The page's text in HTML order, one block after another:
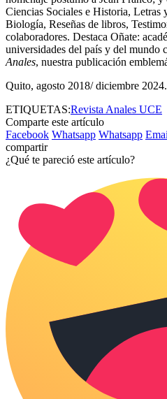
Ciencias Sociales e Historia, Letras
Biología, Reseñas de libros,
colaboradores. Destaca Oñate:
universidades del país y del mundo
Anales, nuestra publicación
Quito, agosto 2018/ diciembre 2024.
ETIQUETAS:Revista Anales UCE
Comparte este artículo
Facebook Whatsapp Whatsapp
compartir
¿Qué te pareció este artículo?